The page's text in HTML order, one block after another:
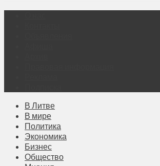
В Литве
В мире
Политика
Экономика
Бизнес
Общество